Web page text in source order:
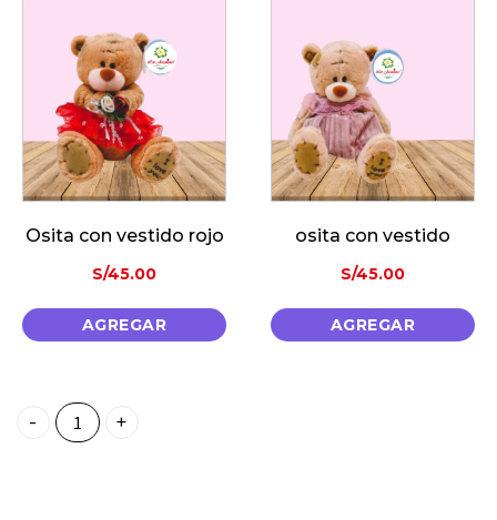
con vestido rojo
45.00
AGREGAR
osita con vestido
45.00
AGREGAR
Ramo de 4 rosas quantity